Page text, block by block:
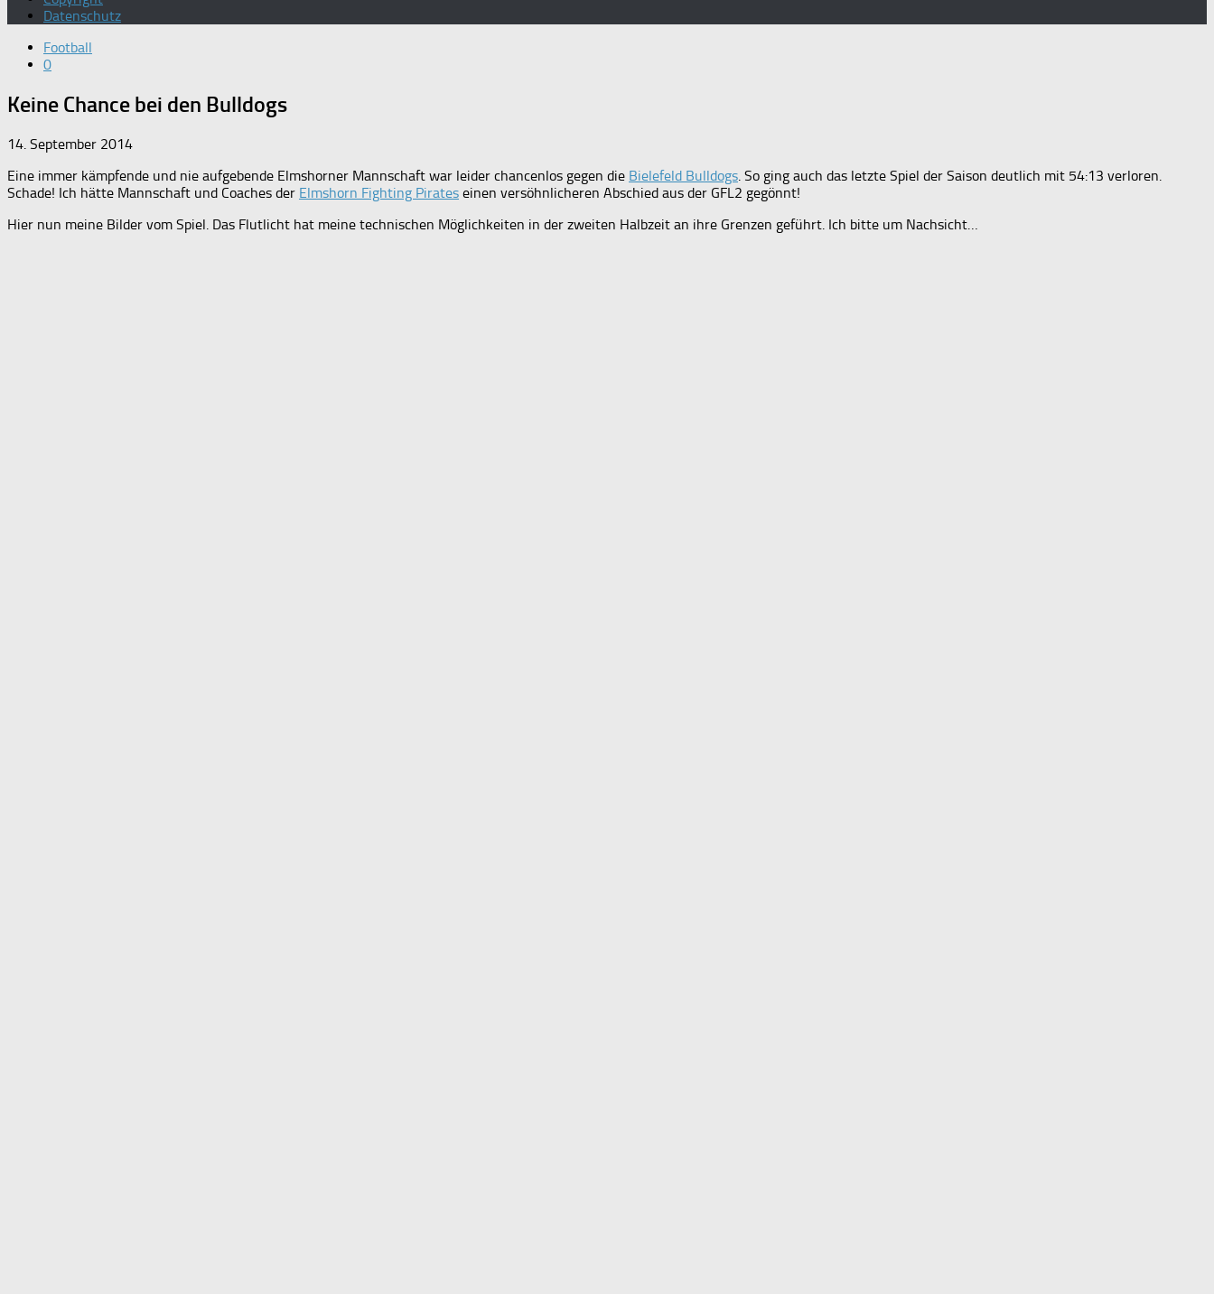
Datenschutz
Football
0
Keine Chance bei den Bulldogs
14. September 2014
Eine immer kämpfende und nie aufgebende Elmshorner Mannschaft war leider chancenlos gegen die Bielefeld Bulldogs. So ging auch das letzte Spiel der Saison deutlich mit 54:13 verloren.
Schade! Ich hätte Mannschaft und Coaches der Elmshorn Fighting Pirates einen versöhnlicheren Abschied aus der GFL2 gegönnt!
Hier nun meine Bilder vom Spiel. Das Flutlicht hat meine technischen Möglichkeiten in der zweiten Halbzeit an ihre Grenzen geführt. Ich bitte um Nachsicht…